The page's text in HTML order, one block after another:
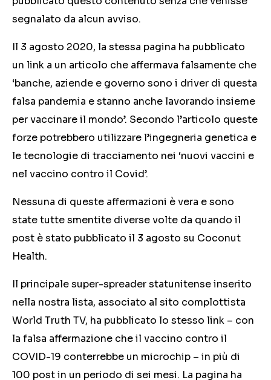
segnalato da alcun avviso.
Il 3 agosto 2020, la stessa pagina ha pubblicato
un link a un articolo che affermava falsamente che
‘banche, aziende e governo sono i driver di questa
falsa pandemia e stanno anche lavorando insieme
per vaccinare il mondo’. Secondo l’articolo queste
forze potrebbero utilizzare l’ingegneria genetica e
le tecnologie di tracciamento nei ‘nuovi vaccini e
nel vaccino contro il Covid’.
Nessuna di queste affermazioni è vera e sono
state tutte smentite diverse volte da quando il
post è stato pubblicato il 3 agosto su Coconut
Health.
Il principale super-spreader statunitense inserito
nella nostra lista, associato al sito complottista
World Truth TV, ha pubblicato lo stesso link – con
la falsa affermazione che il vaccino contro il
COVID-19 conterrebbe un microchip – in più di
100 post in un periodo di sei mesi. La pagina ha